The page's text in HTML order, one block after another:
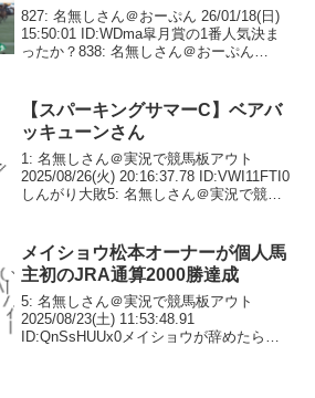
827: 名無しさん＠おーぷん 26/01/18(日)
15:50:01 ID:WDma皐月賞の1番人気決ま
ったか？838: 名無しさん＠おーぷん
【スパーキングサマーC】ベアバ
ッキューンさん
1: 名無しさん＠実況で競馬板アウト
2025/08/26(火) 20:16:37.78 ID:VWI11FTI0
しんがり大敗5: 名無しさん＠実況で競馬
メイショウ松本オーナーが個人馬
主初のJRA通算2000勝達成
5: 名無しさん＠実況で競馬板アウト
2025/08/23(土) 11:53:48.91
ID:QnSsHUUx0メイショウが辞めたら零